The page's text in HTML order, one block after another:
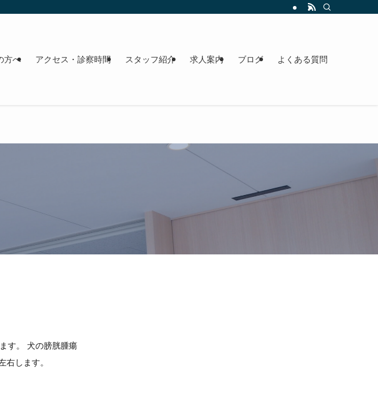
方へ アクセス・診察時間 スタッフ紹介 求人案内 ブログ よくある質問
す。 犬の膀胱腫瘍
します。